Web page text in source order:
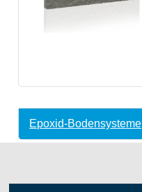
Epoxid-Bodensysteme